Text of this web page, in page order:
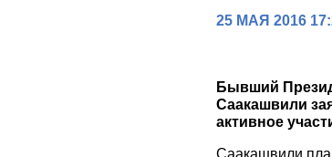
25 МАЯ 2016
Бывший
Саакашвили
активное